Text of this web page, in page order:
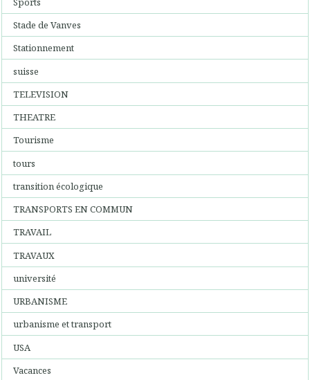
Stade de Vanves
Stationnement
suisse
TELEVISION
THEATRE
Tourisme
tours
transition écologique
TRANSPORTS EN COMMUN
TRAVAIL
TRAVAUX
université
URBANISME
urbanisme et transport
USA
Vacances